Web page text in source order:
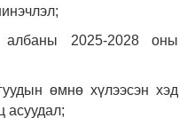
;
2025-2028 оны
өмнө хүлээсэн хэд
асуудал;